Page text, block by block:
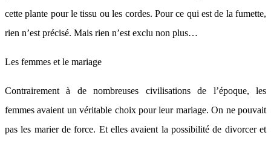
cette plante pour le tissu ou les cordes. Pour ce qui est de la fumette,
rien n’est précisé. Mais rien n’est exclu non plus…
Les femmes et le mariage
Contrairement à de nombreuses civilisations de l’époque, les
femmes avaient un véritable choix pour leur mariage. On ne pouvait
pas les marier de force. Et elles avaient la possibilité de divorcer et